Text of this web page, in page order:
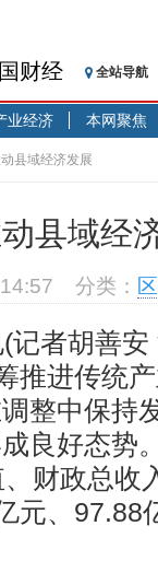
财经 全站导航
业经济 本网聚焦
县域经济发展
县域经
分类：
记者胡善
推进传统
整中保持
良好态势
财政总收
元、97.88